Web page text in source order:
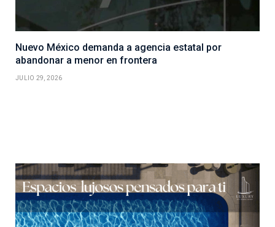
Nuevo México demanda a agencia estatal por
abandonar a menor en frontera
JULIO 29, 2026